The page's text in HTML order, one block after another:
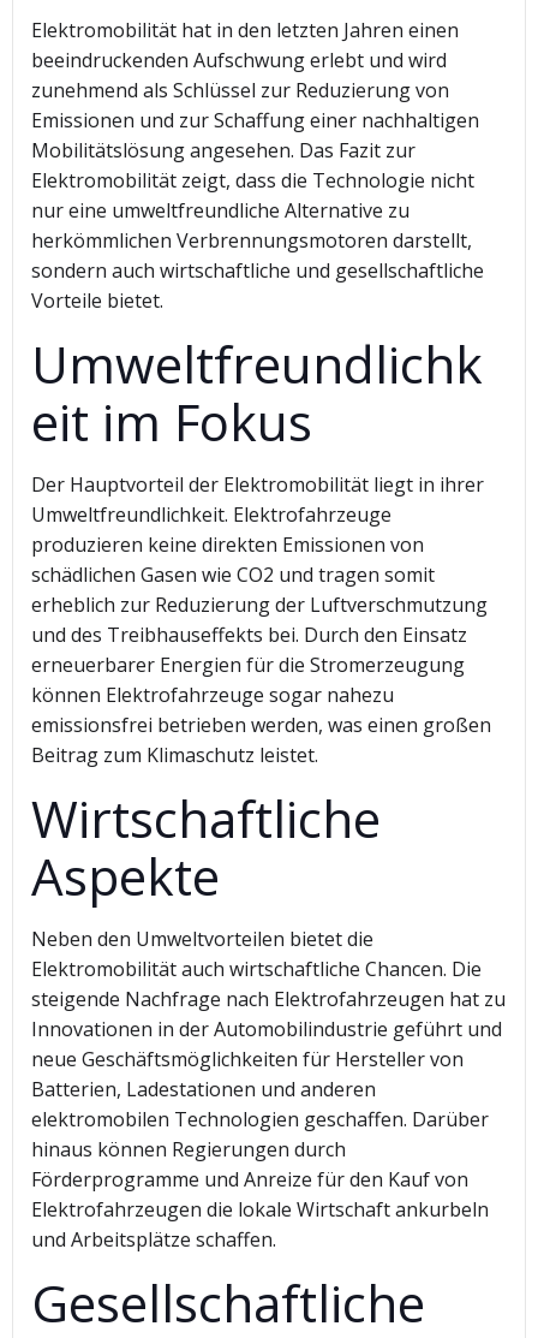
Elektromobilität hat in den letzten Jahren einen
beeindruckenden Aufschwung erlebt und wird
zunehmend als Schlüssel zur Reduzierung von
Emissionen und zur Schaffung einer nachhaltigen
Mobilitätslösung angesehen. Das Fazit zur
Elektromobilität zeigt, dass die Technologie nicht
nur eine umweltfreundliche Alternative zu
herkömmlichen Verbrennungsmotoren darstellt,
sondern auch wirtschaftliche und gesellschaftliche
Vorteile bietet.
Umweltfreundlichk
eit im Fokus
Der Hauptvorteil der Elektromobilität liegt in ihrer
Umweltfreundlichkeit. Elektrofahrzeuge
produzieren keine direkten Emissionen von
schädlichen Gasen wie CO2 und tragen somit
erheblich zur Reduzierung der Luftverschmutzung
und des Treibhauseffekts bei. Durch den Einsatz
erneuerbarer Energien für die Stromerzeugung
können Elektrofahrzeuge sogar nahezu
emissionsfrei betrieben werden, was einen großen
Beitrag zum Klimaschutz leistet.
Wirtschaftliche
Aspekte
Neben den Umweltvorteilen bietet die
Elektromobilität auch wirtschaftliche Chancen. Die
steigende Nachfrage nach Elektrofahrzeugen hat zu
Innovationen in der Automobilindustrie geführt und
neue Geschäftsmöglichkeiten für Hersteller von
Batterien, Ladestationen und anderen
elektromobilen Technologien geschaffen. Darüber
hinaus können Regierungen durch
Förderprogramme und Anreize für den Kauf von
Elektrofahrzeugen die lokale Wirtschaft ankurbeln
und Arbeitsplätze schaffen.
Gesellschaftliche